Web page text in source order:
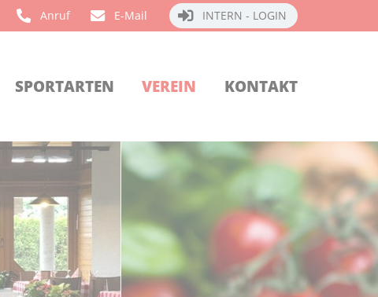
Anruf E-Mail INTERN - LOGIN
SPORTARTEN VEREIN KONTAKT